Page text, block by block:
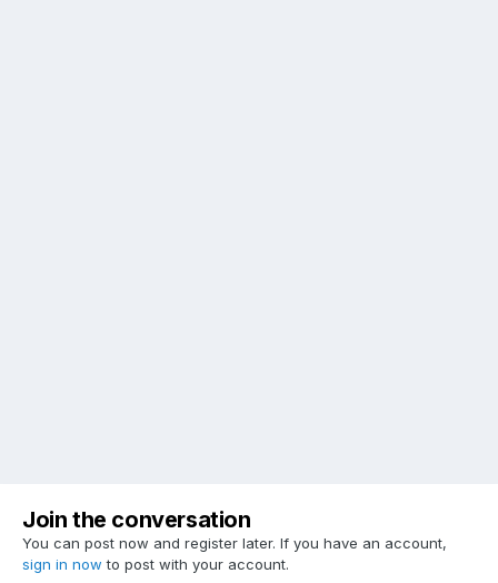
Join the conversation
You can post now and register later. If you have an account,
sign in now to post with your account.